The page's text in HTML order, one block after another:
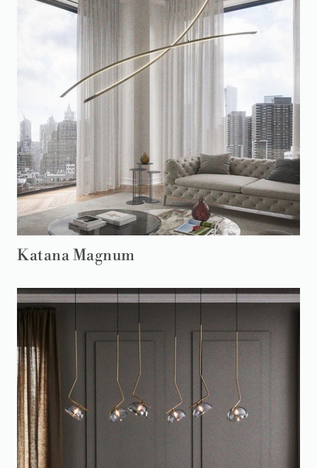
Katana Magnum